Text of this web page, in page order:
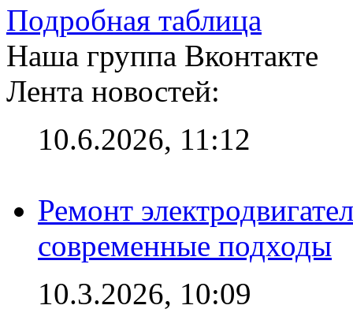
Подробная таблица
Наша группа Вконтакте
Лента новостей:
10.6.2026, 11:12
Ремонт
современные подходы
10.3.2026, 10:09